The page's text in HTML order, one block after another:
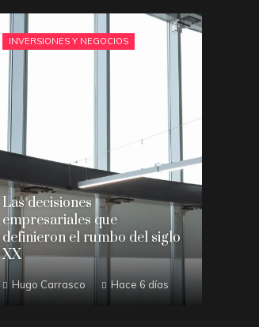
INVERSIONES Y NEGOCIOS
Las decisiones
empresariales que
definieron el rumbo del siglo
XX
Hugo Carrasco Hace 6 días